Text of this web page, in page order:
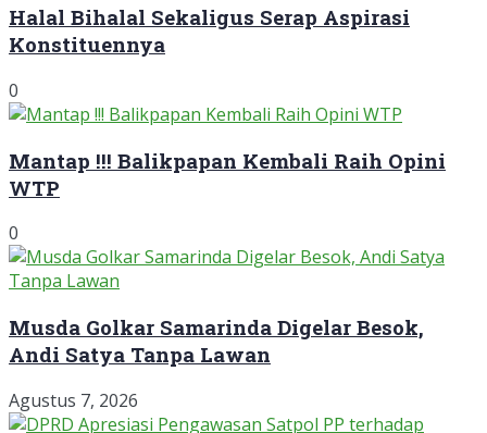
Halal Bihalal Sekaligus Serap Aspirasi
Konstituennya
0
Mantap !!! Balikpapan Kembali Raih Opini
WTP
0
Musda Golkar Samarinda Digelar Besok,
Andi Satya Tanpa Lawan
Agustus 7, 2026